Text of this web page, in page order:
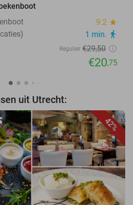
9.2 star
1 min. directions_walk
Regulier €29,50
€20,75
uit Utrecht:
42%